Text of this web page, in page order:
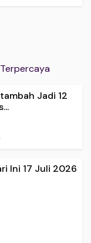
Jadi 12
Ini 17 Juli 2026